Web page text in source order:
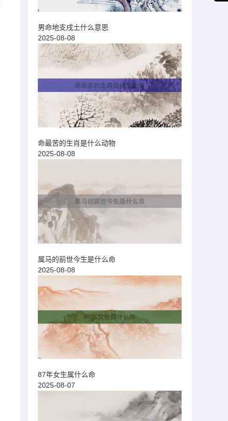
男命地支戌土什么意思
2025-08-08
命最苦的生肖是什么动物
2025-08-08
属马的前世今生是什么命
2025-08-08
87年女生属什么命
2025-08-07